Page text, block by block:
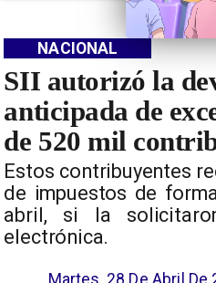
SII autorizó la
anticipada de
de 520 mil
Estos contribuyentes
de impuestos de
abril, si la
electrónica.
NACIONAL
Martes, 28 De Abril De